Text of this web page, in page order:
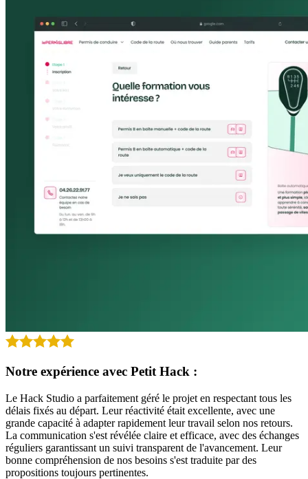
Notre expérience avec Petit Hack :
Le Hack Studio a parfaitement géré le projet en respectant tous les
délais fixés au départ. Leur réactivité était excellente, avec une
grande capacité à adapter rapidement leur travail selon nos retours.
La communication s'est révélée claire et efficace, avec des échanges
réguliers garantissant un suivi transparent de l'avancement. Leur
bonne compréhension de nos besoins s'est traduite par des
propositions toujours pertinentes.